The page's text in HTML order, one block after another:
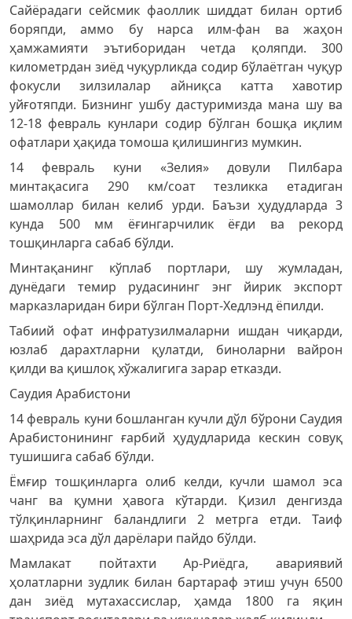
Сайёрадаги сейсмик фаоллик шиддат билан ортиб
боряпди, аммо бу нарса илм-фан ва жаҳон
ҳамжамияти эътиборидан четда қоляпди. 300
километрдан зиёд чуқурликда содир бўлаётган чуқур
фокусли зилзилалар айниқса катта хавотир
уйғотяпди. Бизнинг ушбу дастуримизда мана шу ва
12-18 февраль кунлари содир бўлган бошқа иқлим
офатлари ҳақида томоша қилишингиз мумкин.
14 февраль куни «Зелия» довули Пилбара
минтақасига 290 км/соат тезликка етадиган
шамоллар билан келиб урди. Баъзи ҳудудларда 3
кунда 500 мм ёғингарчилик ёғди ва рекорд
тошқинларга сабаб бўлди.
Минтақанинг кўплаб портлари, шу жумладан,
дунёдаги темир рудасининг энг йирик экспорт
марказларидан бири бўлган Порт-Хедлэнд ёпилди.
Табиий офат инфратузилмаларни ишдан чиқарди,
юзлаб дарахтларни қулатди, биноларни вайрон
қилди ва қишлоқ хўжалигига зарар етказди.
Саудия Арабистони
14 февраль куни бошланган кучли дўл бўрони Саудия
Арабистонининг ғарбий ҳудудларида кескин совуқ
тушишига сабаб бўлди.
Ёмғир тошқинларга олиб келди, кучли шамол эса
чанг ва қумни ҳавога кўтарди. Қизил денгизда
тўлқинларнинг баландлиги 2 метрга етди. Таиф
шаҳрида эса дўл дарёлари пайдо бўлди.
Мамлакат пойтахти Ар-Риёдга, авариявий
ҳолатларни зудлик билан бартараф этиш учун 6500
дан зиёд мутахассислар, ҳамда 1800 га яқин